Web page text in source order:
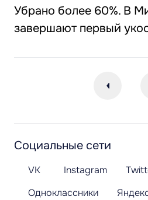
Убрано более 60%. В
завершают первый
Социальные сети
VK Instagram
Одноклассники